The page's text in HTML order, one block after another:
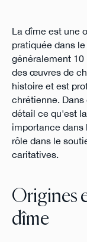
La dîme est une
pratiquée dans
généralement 10
des œuvres de
histoire et est
chrétienne.
détail ce qu'est
importance dans
rôle dans le
caritatives.
Origines
dîme